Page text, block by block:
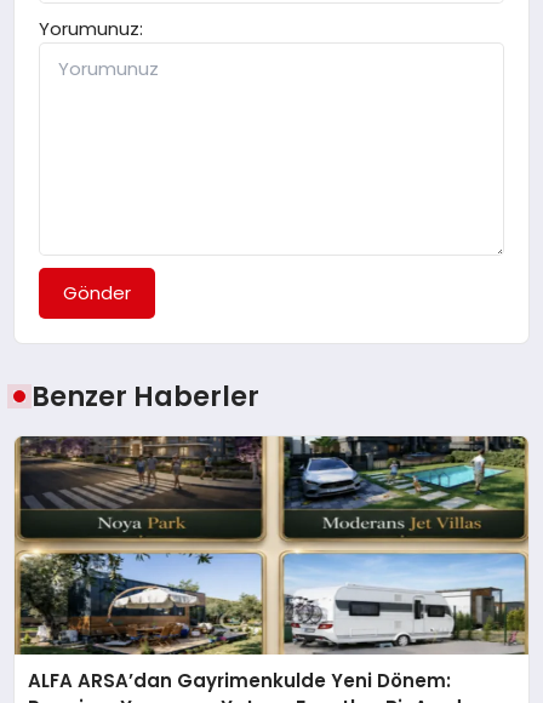
Yorumunuz:
Gönder
Benzer Haberler
ALFA ARSA’dan Gayrimenkulde Yeni Dönem: